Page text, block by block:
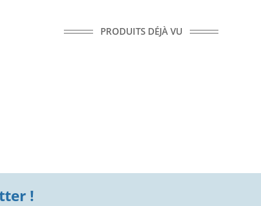
PRODUITS DÉJÀ VU
!